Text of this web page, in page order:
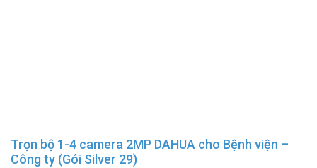
Trọn bộ 1-4 camera 2MP DAHUA cho Bệnh viện –
Công ty (Gói Silver 29)